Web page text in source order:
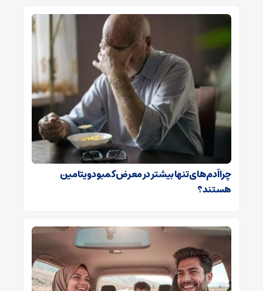
چرا آدم‌های تنها بیشتر در معرض کمبود ویتامین
هستند؟